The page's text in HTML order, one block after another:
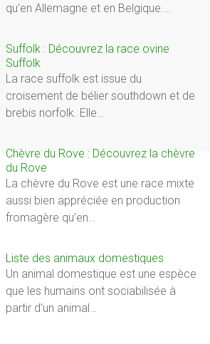
qu’en Allemagne et en Belgique.…
Suffolk : Découvrez la race ovine
Suffolk
La race suffolk est issue du
croisement de bélier southdown et de
brebis norfolk. Elle…
Chèvre du Rove : Découvrez la chèvre
du Rove
La chèvre du Rove est une race mixte
aussi bien appréciée en production
fromagère qu’en…
Liste des animaux domestiques
Un animal domestique est une espèce
que les humains ont sociabilisée à
partir d'un animal…